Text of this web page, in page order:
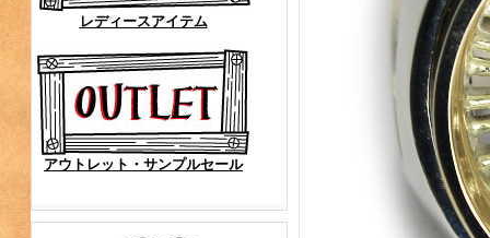
レディースアイテム
アウトレット・サンプルセール